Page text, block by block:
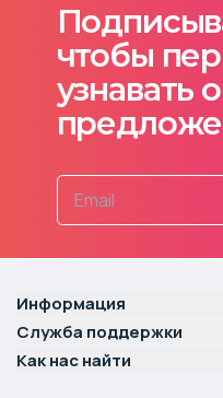
чтобы
узнавать
Информация
Служба поддержки
Как нас найти